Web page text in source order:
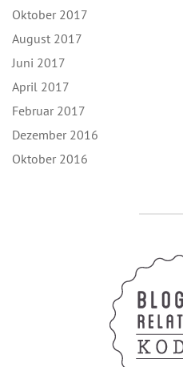
Oktober 2017
August 2017
Juni 2017
April 2017
Februar 2017
Dezember 2016
Oktober 2016